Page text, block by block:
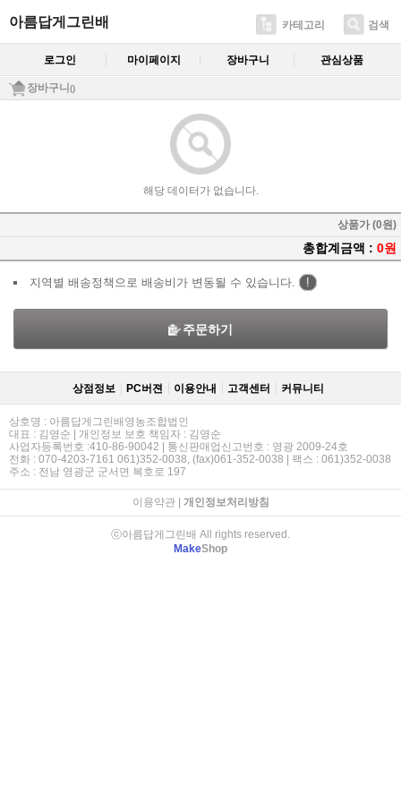
아름답게그린배 카테고리 검색
로그인 마이페이지 장바구니 관심상품
장바구니()
해당 데이터가 없습니다.
상품가 (0원)
총합계금액 : 0원
지역별 배송정책으로 배송비가 변동될 수 있습니다. !
주문하기
상점정보 PC버젼 이용안내 고객센터 커뮤니티
상호명 : 아름답게그린배영농조합법인
대표 : 김영순 | 개인정보 보호 책임자 : 김영순
사업자등록번호 :410-86-90042 | 통신판매업신고번호 : 영광 2009-24호
전화 : 070-4203-7161 061)352-0038, (fax)061-352-0038 | 팩스 : 061)352-0038
주소 : 전남 영광군 군서면 복호로 197
이용약관| 개인정보처리방침
ⓒ아름답게그린배 All rights reserved.
MakeShop